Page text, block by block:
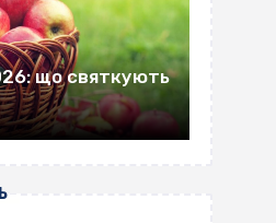
що святкують